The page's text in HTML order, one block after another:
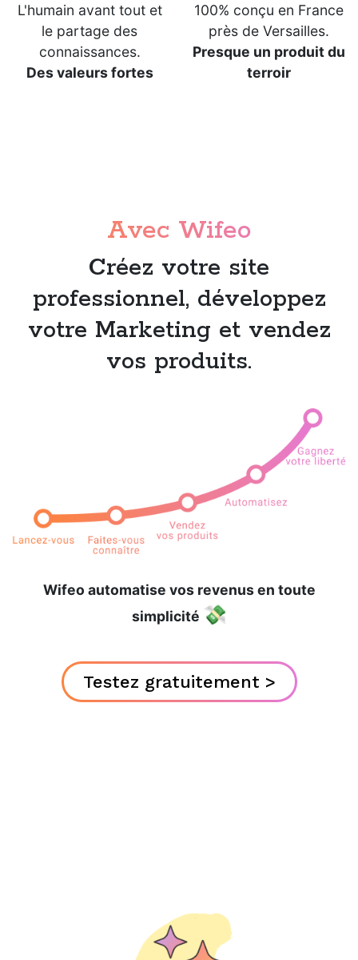
L'humain avant tout et
le partage des
connaissances.
Des valeurs fortes
100% conçu en France
près de Versailles.
Presque un produit du
terroir
Avec Wifeo
Créez votre site
professionnel, développez
votre Marketing et vendez
vos produits.
Wifeo automatise vos revenus en toute
simplicité 💸
Testez gratuitement >